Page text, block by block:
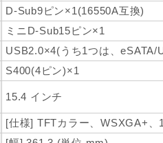
D-Sub9ピン×1(16550A互換)
ミニD-Sub15ピン×1
USB2.0×4(うち1つは、eSATA/
S400(4ピン)×1
15.4 インチ
[仕様] TFTカラー、WSXGA+